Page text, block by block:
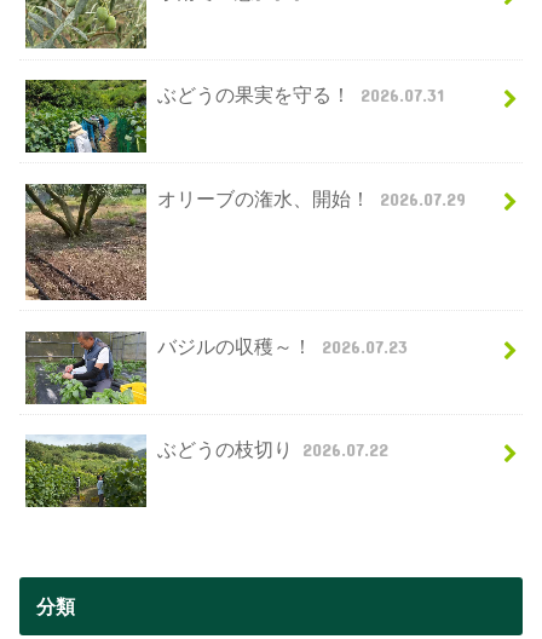
ぶどうの果実を守る！ 2026.07.31
オリーブの潅水、開始！ 2026.07.29
バジルの収穫～！ 2026.07.23
ぶどうの枝切り 2026.07.22
分類